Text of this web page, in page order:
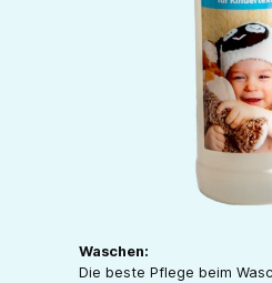
Waschen:
Die beste Pflege beim